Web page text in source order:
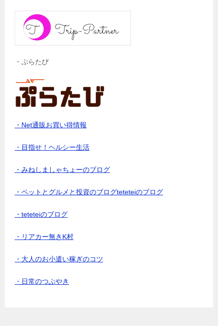
・ぷらたび
・Net通販お買い得情報
・目指せ！ヘルシー生活
・みねしましゃちょーのブログ
・ペットとグルメと投資のブログteteteiのブログ
・teteteiのブログ
・リアカー無きK村
・大人のお小遣い稼ぎのコツ
・日常のつぶやき